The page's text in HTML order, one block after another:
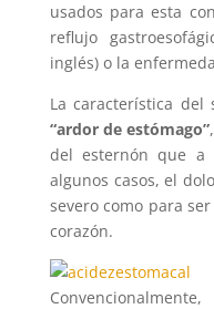
usados para esta
reflujo
inglés) o la
La característica del
“ardor de estómago”
del esternón que a
algunos casos, el
severo como para
corazón.